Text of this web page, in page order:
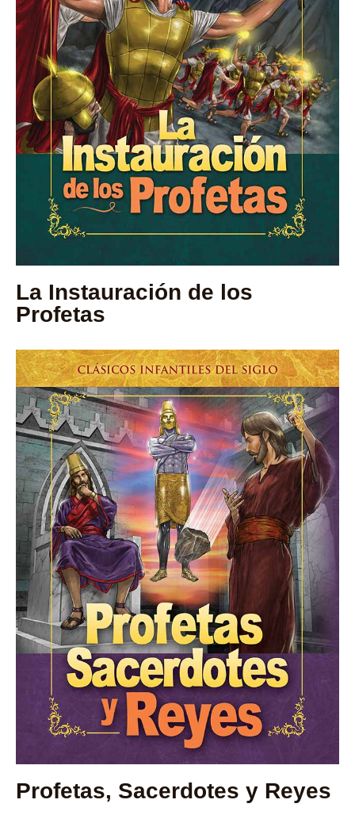
La Instauración de los
Profetas
Profetas, Sacerdotes y Reyes